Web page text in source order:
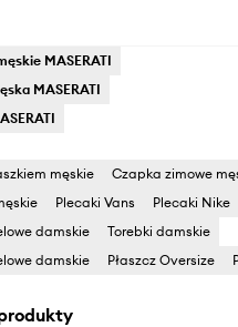
MASERATI
MASERATI
męskie Czapka zimowe
Plecaki Vans Plecaki Nike
damskie
Torebki damskie
damskie
Płaszcz Oversize